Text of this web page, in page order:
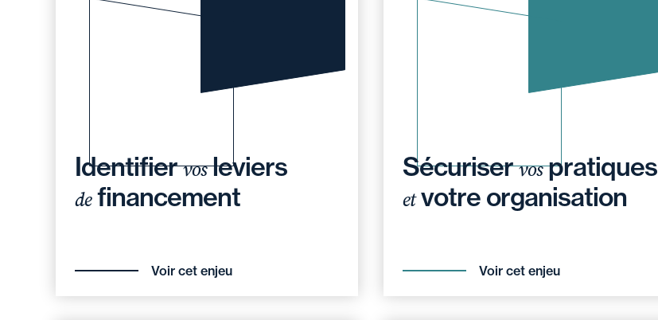
Identifiervosleviers
definancement
Voir cet enjeu
Sécuriservospratiques
etvotre organisation
Voir cet enjeu